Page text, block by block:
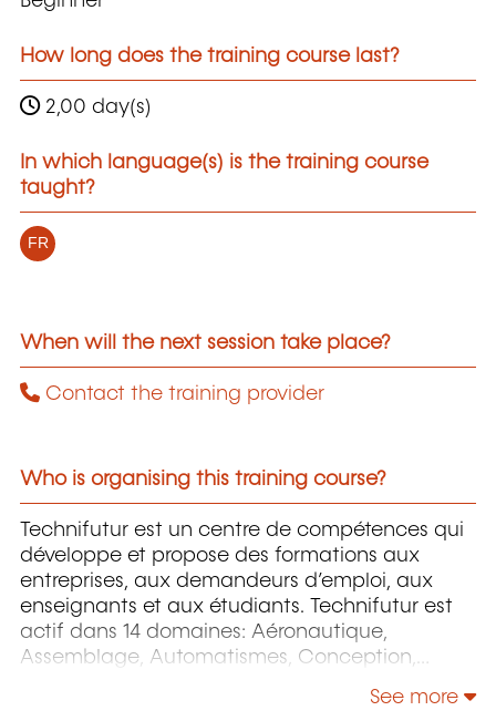
How long does the training course last?
2,00 day(s)
In which language(s) is the training course
taught?
FR
When will the next session take place?
Contact the training provider
Who is organising this training course?
Technifutur est un centre de compétences qui
développe et propose des formations aux
entreprises, aux demandeurs d’emploi, aux
enseignants et aux étudiants. Technifutur est
actif dans 14 domaines: Aéronautique,
Assemblage, Automatismes, Conception,
Informatique, Maintenance, Mesures et
See more